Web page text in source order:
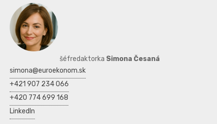
šéfredaktorka Simona Česaná
simona@euroekonom.sk
+421 907 234 066
+420 774 699 168
LinkedIn